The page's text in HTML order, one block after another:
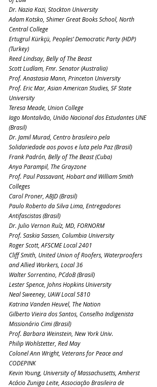
Dr. Nazia Kazi, Stockton University
Adam Kotsko, Shimer Great Books School, North
Central College
Ertugrul Kürkçü, Peoples’ Democratic Party (HDP)
(Turkey)
Reed Lindsay, Belly of The Beast
Scott Ludlam, Fmr. Senator (Australia)
Prof. Anastasia Mann, Princeton University
Prof. Eric Mar, Asian American Studies, SF State
University
Teresa Meade, Union College
Iago Montalvão, União Nacional dos Estudantes UNE
(Brasil)
Dr. Jamil Murad, Centro brasileiro pela
Solidariedade aos povos e luta pela Paz (Brasil)
Frank Padrón, Belly of The Beast (Cuba)
Anya Parampil, The Grayzone
Prof. Paul Passavant, Hobart and William Smith
Colleges
Carol Proner, ABJD (Brasil)
Paulo Roberto da Silva Lima, Entregadores
Antifascistas (Brasil)
Dr. Julio Vernon Ruíz, MD, FORNORM
Prof. Saskia Sassen, Columbia University
Roger Scott, AFSCME Local 2401
Cliff Smith, United Union of Roofers, Waterproofers
and Allied Workers, Local 36
Walter Sorrentino, PCdoB (Brasil)
Lester Spence, Johns Hopkins University
Neal Sweeney, UAW Local 5810
Katrina Vanden Heuvel, The Nation
Gilberto Vieira dos Santos, Conselho Indigenista
Missionário Cimi (Brasil)
Prof. Barbara Weinstein, New York Univ.
Philip Wohlstetter, Red May
Colonel Ann Wright, Veterans for Peace and
CODEPINK
Kevin Young, University of Massachusetts, Amherst
Acácio Zuniga Leite, Associação Brasileira de